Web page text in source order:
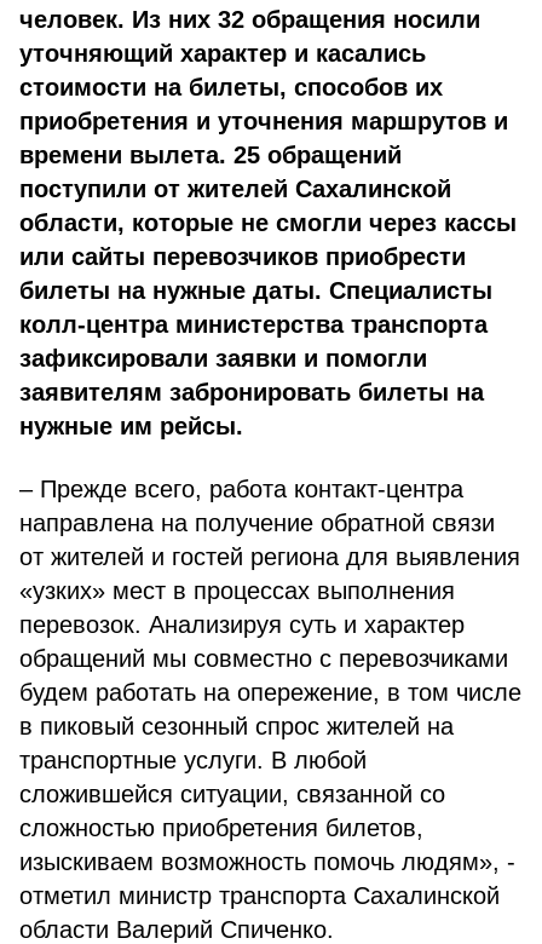
человек. Из них 32 обращения носили
уточняющий характер и касались
стоимости на билеты, способов их
приобретения и уточнения маршрутов и
времени вылета. 25 обращений
поступили от жителей Сахалинской
области, которые не смогли через кассы
или сайты перевозчиков приобрести
билеты на нужные даты. Специалисты
колл-центра министерства транспорта
зафиксировали заявки и помогли
заявителям забронировать билеты на
нужные им рейсы.
– Прежде всего, работа контакт-центра
направлена на получение обратной связи
от жителей и гостей региона для выявления
«узких» мест в процессах выполнения
перевозок. Анализируя суть и характер
обращений мы совместно с перевозчиками
будем работать на опережение, в том числе
в пиковый сезонный спрос жителей на
транспортные услуги. В любой
сложившейся ситуации, связанной со
сложностью приобретения билетов,
изыскиваем возможность помочь людям», -
отметил министр транспорта Сахалинской
области Валерий Спиченко.